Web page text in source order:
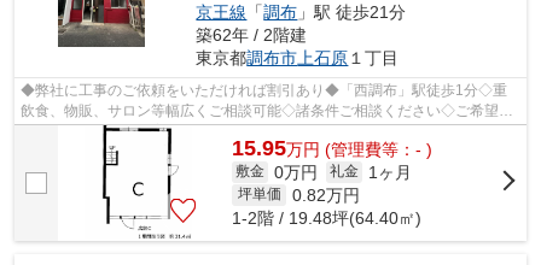
京王線 「調布 」駅 徒歩21分
築62年 / 2階建
東京都調布市 上石原 １丁目
◆弊社に工事のご依頼をいただければ割引あり◆「西調布」駅徒歩1分◇重
飲食、物販、サロン等幅広くご相談可能◇諸条件ご相談ください◇ご希望に
合わせて物件のご提案が可能です◇お気軽にお...
15.95万円 (管理費等：- )
敷金 0万円 礼金 1ヶ月
坪単価 0.82万円
1-2階 / 19.48坪(64.40㎡)